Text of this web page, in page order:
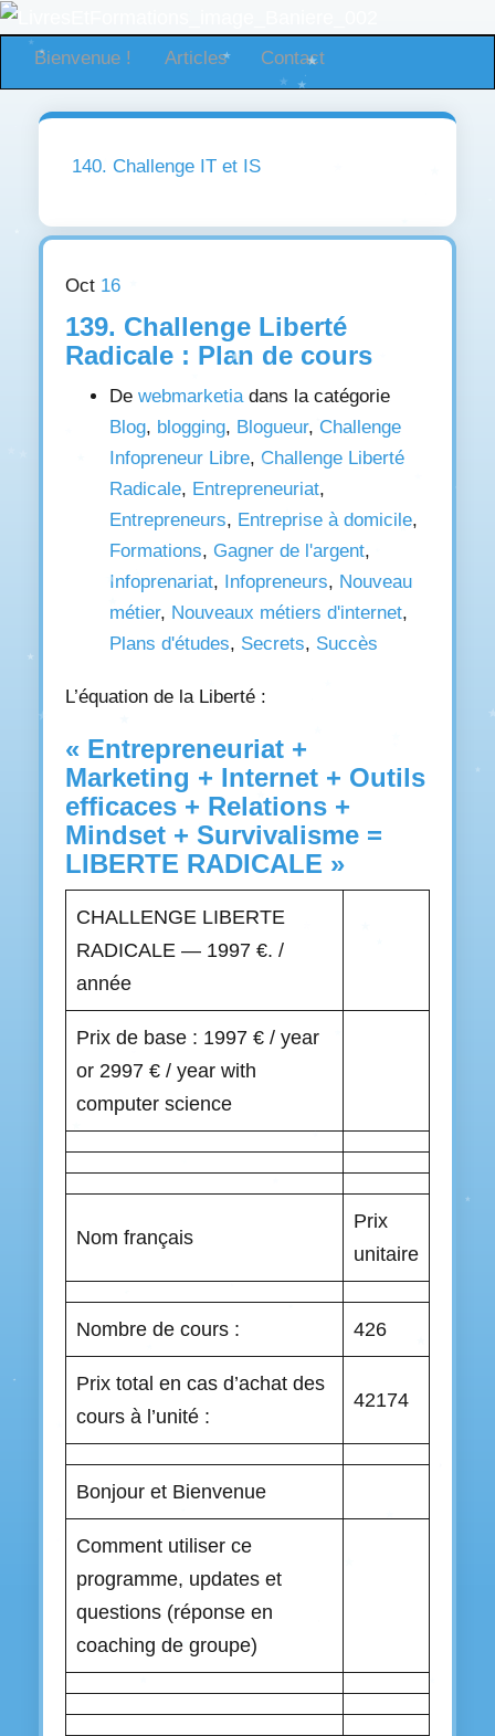
Bienvenue ! Articles Contact
140. Challenge IT et IS
Oct 16
139. Challenge Liberté
Radicale : Plan de cours
De webmarketiadans la catégorie
Blog, blogging, Blogueur, Challenge
Infopreneur Libre, Challenge Liberté
Radicale, Entrepreneuriat,
Entrepreneurs, Entreprise à domicile,
Formations, Gagner de l'argent,
Infoprenariat, Infopreneurs, Nouveau
métier, Nouveaux métiers d'internet,
Plans d'études, Secrets, Succès
L’équation de la Liberté :
« Entrepreneuriat +
Marketing + Internet + Outils
efficaces + Relations +
Mindset + Survivalisme =
LIBERTE RADICALE »
CHALLENGE LIBERTE
RADICALE — 1997 €. /
année
Prix de base : 1997 € / year
or 2997 € / year with
computer science
Nom français
Prix
unitaire
Nombre de cours : 426
Prix total en cas d’achat des
cours à l’unité :
42174
Bonjour et Bienvenue
Comment utiliser ce
programme, updates et
questions (réponse en
coaching de groupe)